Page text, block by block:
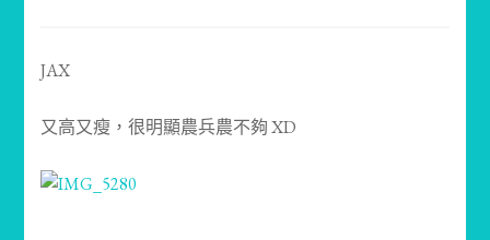
JAX
又高又瘦，很明顯農兵農不夠 XD